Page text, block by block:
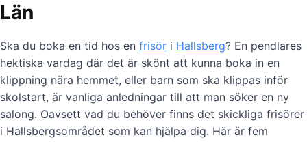
Län
Ska du boka en tid hos en frisör i Hallsberg? En pendlares
hektiska vardag där det är skönt att kunna boka in en
klippning nära hemmet, eller barn som ska klippas inför
skolstart, är vanliga anledningar till att man söker en ny
salong. Oavsett vad du behöver finns det skickliga frisörer
i Hallsbergsområdet som kan hjälpa dig. Här är fem